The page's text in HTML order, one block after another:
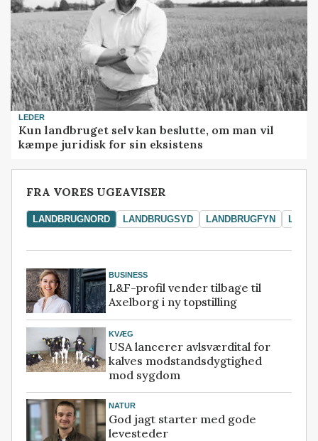
LEDER
Kun landbruget selv kan beslutte, om man vil
kæmpe juridisk for sin eksistens
FRA VORES UGEAVISER
LANDBRUGNORD LANDBRUGSYD LANDBRUGFYN
BUSINESS
L&F-profil vender tilbage til
Axelborg i ny topstilling
KVÆG
USA lancerer avlsværdital for
kalves modstandsdygtighed
mod sygdom
NATUR
God jagt starter med gode
levesteder